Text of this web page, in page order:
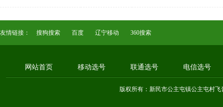
友情链接： 搜狗搜索 百度 辽宁移动 360搜索
网站首页 移动选号 联通选号 电信选号
版权所有：新民市公主屯镇公主屯村